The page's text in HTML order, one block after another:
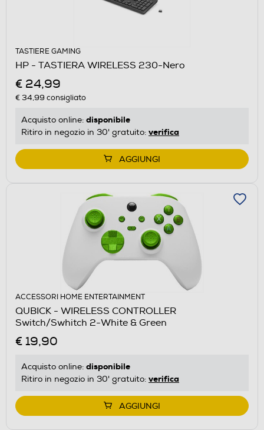
TASTIERE GAMING
HP - TASTIERA WIRELESS 230-Nero
€ 24,99
€ 34,99 consigliato
Acquisto online: disponibile
Ritiro in negozio in 30' gratuito: verifica
AGGIUNGI
ACCESSORI HOME ENTERTAINMENT
QUBICK - WIRELESS CONTROLLER
Switch/Swhitch 2-White & Green
€ 19,90
Acquisto online: disponibile
Ritiro in negozio in 30' gratuito: verifica
AGGIUNGI